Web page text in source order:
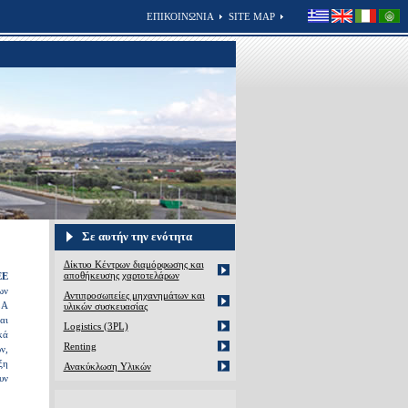
SITE MAP
ΕΠΙΚΟΙΝΩΝΙΑ
Σε αυτήν την ενότητα
Δίκτυο Κέντρων διαμόρφωσης και
αποθήκευσης χαρτοτελάρων
Αντιπροσωπείες μηχανημάτων και
υλικών συσκευασίας
Logistics (3PL)
Renting
Ανακύκλωση Yλικών